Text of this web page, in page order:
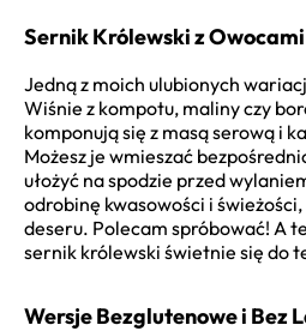
Sernik Królewski z Owocami
Jedną z moich ulubionych
Wiśnie z kompotu, maliny czy
komponują się z masą serową i
Możesz je wmieszać
ułożyć na spodzie przed
odrobinę kwasowości i
deseru. Polecam spróbować! A
sernik królewski świetnie się do
Wersje Bezglutenowe i Bez